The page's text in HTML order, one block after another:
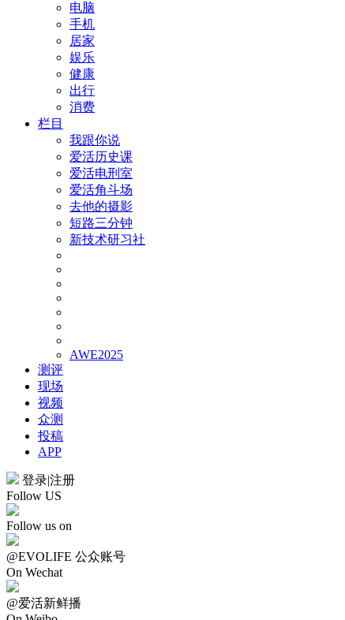
电脑
手机
居家
娱乐
健康
出行
消费
栏目
我跟你说
爱活历史课
爱活电刑室
爱活角斗场
去他的摄影
短路三分钟
新技术研习社
AWE2025
测评
现场
视频
众测
投稿
APP
登录|注册
Follow US
Follow us on
@EVOLIFE 公众账号
On Wechat
@爱活新鲜播